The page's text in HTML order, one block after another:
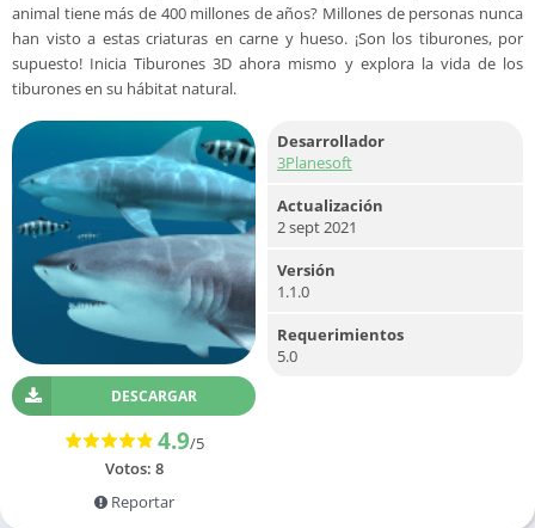
animal tiene más de 400 millones de años? Millones de personas nunca
han visto a estas criaturas en carne y hueso. ¡Son los tiburones, por
supuesto! Inicia Tiburones 3D ahora mismo y explora la vida de los
tiburones en su hábitat natural.
DESCARGAR
4.9/5
Votos: 8
Reportar
Desarrollador
3Planesoft
Actualización
2 sept 2021
Versión
1.1.0
Requerimientos
5.0